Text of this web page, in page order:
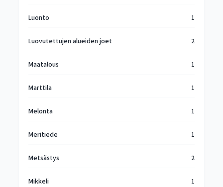
Luonto 1
Luovutettujen alueiden joet 2
Maatalous 1
Marttila 1
Melonta 1
Meritiede 1
Metsästys 2
Mikkeli 1